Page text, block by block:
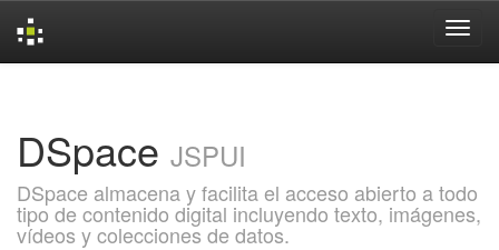
DSpace JSPUI
DSpace almacena y facilita el acceso abierto a todo
tipo de contenido digital incluyendo texto, imágenes,
vídeos y colecciones de datos.